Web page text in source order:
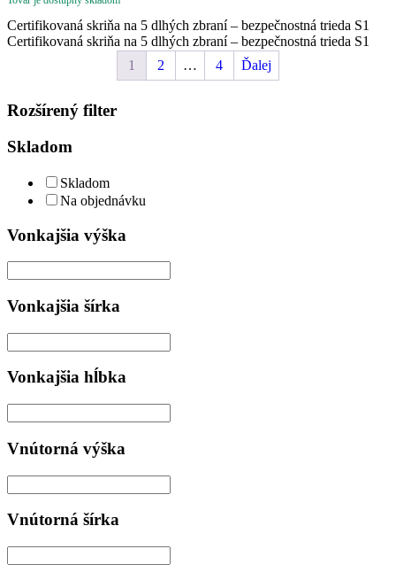
526,85 €
through
765,47 €
Certifikovaná skriňa na 5 dlhých zbraní – bezpečnostná trieda S1
Certifikovaná skriňa na 5 dlhých zbraní – bezpečnostná trieda S1
1
2 … 4 Ďalej
Rozšírený filter
Skladom
Skladom
Na objednávku
Vonkajšia výška
Vonkajšia šírka
Vonkajšia hĺbka
Vnútorná výška
Vnútorná šírka